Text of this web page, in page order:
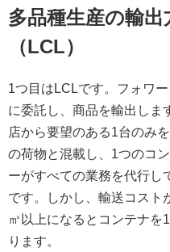
多品種生産の輸
（LCL）
1つ目はLCLです。フォワ
に委託し、商品を輸出しま
店から要望のある1台のみ
の荷物と混載し、1つのコ
ーがすべての業務を代行し
です。しかし、輸送コスト
㎥以上になるとコンテナを
ります。